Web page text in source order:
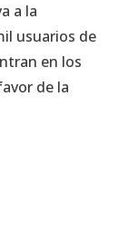
a la
usuarios de
en los
de la